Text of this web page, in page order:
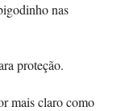
nas
proteção.
mais claro como